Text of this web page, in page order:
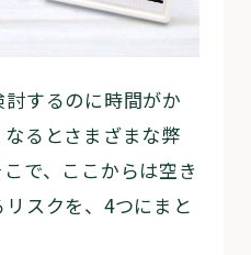
するのに時間がか
るとさまざまな弊
で、ここからは空き
スクを、4つにまと